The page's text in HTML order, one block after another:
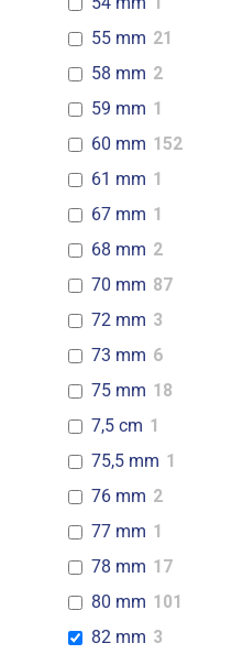
55 mm 21
58 mm 2
59 mm 1
60 mm 152
61 mm 1
67 mm 1
68 mm 2
70 mm 87
72 mm 3
73 mm 6
75 mm 18
7,5 cm 1
75,5 mm 1
76 mm 2
77 mm 1
78 mm 17
80 mm 101
82 mm 3